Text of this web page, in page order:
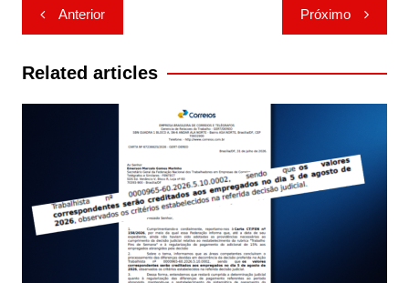
Navegação
de
Post
Anterior Próximo
Related articles